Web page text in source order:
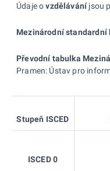
Údaje ovzdělávání jsou
Mezinárodní
Převodní tabulka
Pramen: Ústav pro
Stupeň ISCED
ISCED 0